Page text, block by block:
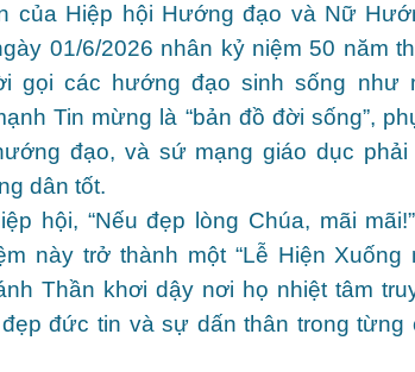
của Hiệp hội Hướng đạo và Nữ
01/6/2026 nhân kỷ niệm 50 năm
gọi các hướng đạo sinh sống như
Tin mừng là “bản đồ đời sống”,
đạo, và sứ mạng giáo dục phải
dân tốt.
hội, “Nếu đẹp lòng Chúa, mãi
này trở thành một “Lễ Hiện Xuống
Thần khơi dậy nơi họ nhiệt tâm
đức tin và sự dấn thân trong từng